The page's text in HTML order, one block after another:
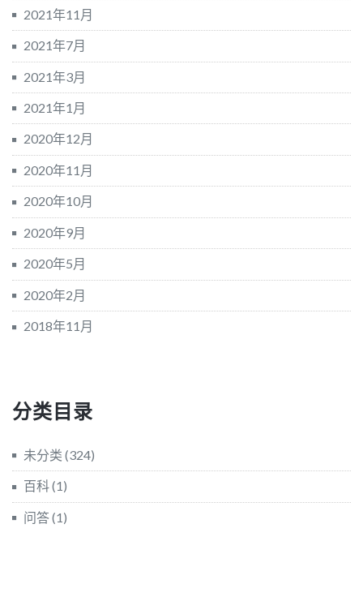
2021年11月
2021年7月
2021年3月
2021年1月
2020年12月
2020年11月
2020年10月
2020年9月
2020年5月
2020年2月
2018年11月
分类目录
未分类 (324)
百科(1)
问答(1)